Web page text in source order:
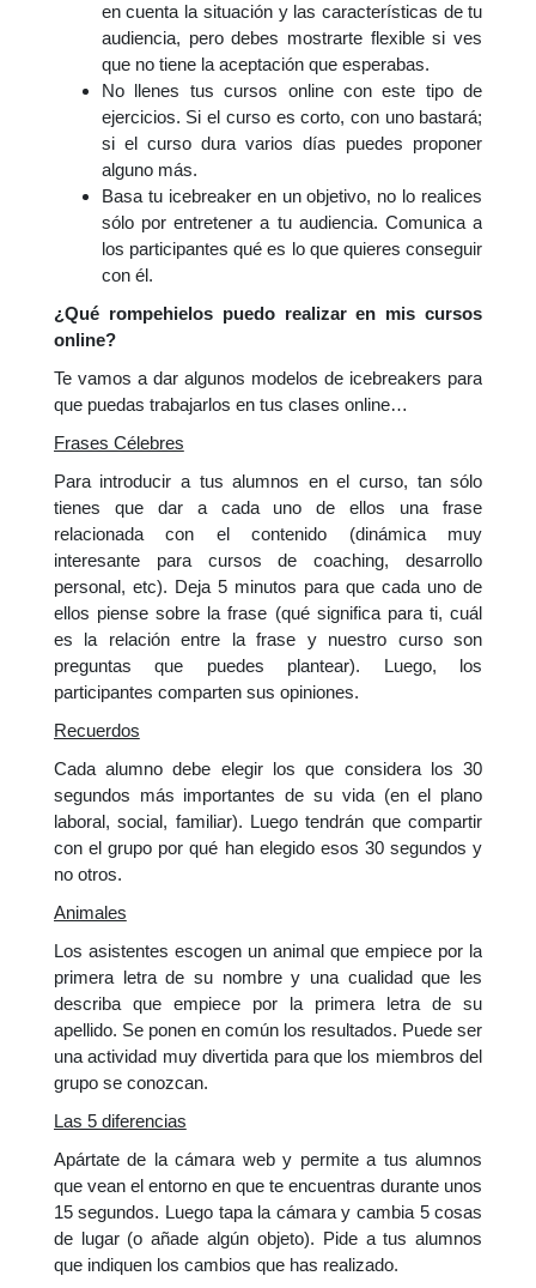
en cuenta la situación y las características de tu
audiencia, pero debes mostrarte flexible si ves
que no tiene la aceptación que esperabas.
No llenes tus cursos online con este tipo de
ejercicios. Si el curso es corto, con uno bastará;
si el curso dura varios días puedes proponer
alguno más.
Basa tu icebreaker en un objetivo, no lo realices
sólo por entretener a tu audiencia. Comunica a
los participantes qué es lo que quieres conseguir
con él.
¿Qué rompehielos puedo realizar en mis cursos
online?
Te vamos a dar algunos modelos de icebreakers para
que puedas trabajarlos en tus clases online…
Frases Célebres
Para introducir a tus alumnos en el curso, tan sólo
tienes que dar a cada uno de ellos una frase
relacionada con el contenido (dinámica muy
interesante para cursos de coaching, desarrollo
personal, etc). Deja 5 minutos para que cada uno de
ellos piense sobre la frase (qué significa para ti, cuál
es la relación entre la frase y nuestro curso son
preguntas que puedes plantear). Luego, los
participantes comparten sus opiniones.
Recuerdos
Cada alumno debe elegir los que considera los 30
segundos más importantes de su vida (en el plano
laboral, social, familiar). Luego tendrán que compartir
con el grupo por qué han elegido esos 30 segundos y
no otros.
Animales
Los asistentes escogen un animal que empiece por la
primera letra de su nombre y una cualidad que les
describa que empiece por la primera letra de su
apellido. Se ponen en común los resultados. Puede ser
una actividad muy divertida para que los miembros del
grupo se conozcan.
Las 5 diferencias
Apártate de la cámara web y permite a tus alumnos
que vean el entorno en que te encuentras durante unos
15 segundos. Luego tapa la cámara y cambia 5 cosas
de lugar (o añade algún objeto). Pide a tus alumnos
que indiquen los cambios que has realizado.